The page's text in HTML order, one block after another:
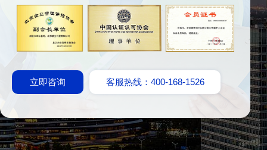
立即咨询 客服热线：400-168-1526